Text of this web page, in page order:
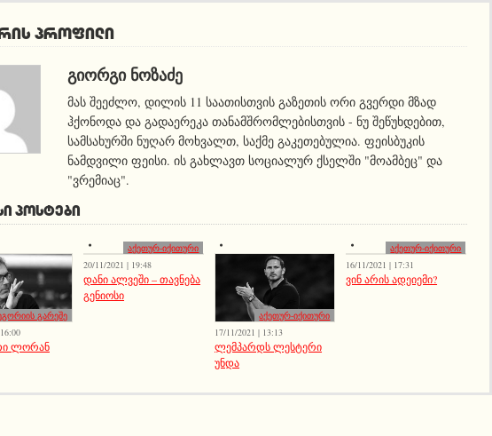
პროფილი
ᲒᲘᲝᲠᲒᲘ ᲜᲝᲖᲐᲫᲔ
მას შეეძლო, დილის 11 საათისთვის გაზეთის ორი გვერდი მზად
ჰქონოდა და გადაერეკა თანამშრომლებისთვის - ნუ შეწუხდებით,
სამსახურში ნუღარ მოხვალთ, საქმე გაკეთებულია. ფეისბუკის
ნამდვილი ფეისი. ის გახლავთ სოციალურ ქსელში "მოამბეც" და
"ვრემიაც".
ᲞᲝᲡᲢᲔᲑᲘ
გარეშე
ლორან
აქეთურ-იქითური
20/11/2021 | 19:48
დანი ალვეში – თავნება
გენიოსი
აქეთურ-იქითური
17/11/2021 | 13:13
ლემპარდს ლესტერი
უნდა
აქეთურ-იქითური
16/11/2021 | 17:31
ვინ არის ადეიემი?